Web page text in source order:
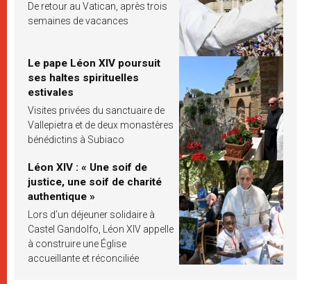
De retour au Vatican, après trois
semaines de vacances
Le pape Léon XIV poursuit
ses haltes spirituelles
estivales
Visites privées du sanctuaire de
Vallepietra et de deux monastères
bénédictins à Subiaco
Léon XIV : « Une soif de
justice, une soif de charité
authentique »
Lors d’un déjeuner solidaire à
Castel Gandolfo, Léon XIV appelle
à construire une Église
accueillante et réconciliée